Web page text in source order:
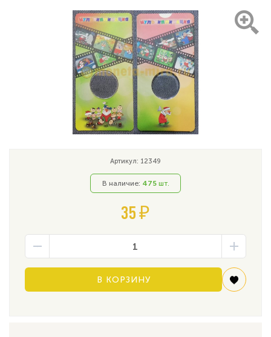
Артикул: 12349
В наличие: 475 шт.
35 ₽
В КОРЗИНУ